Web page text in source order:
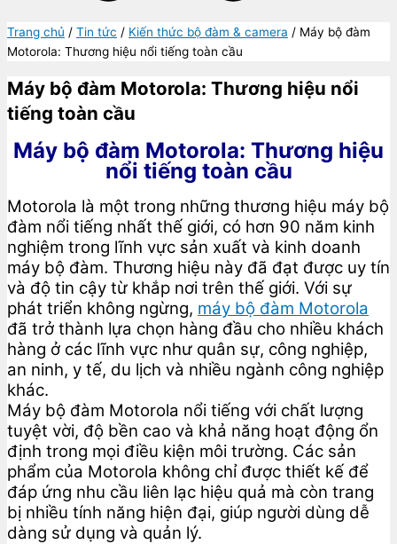
Trang chủ / Tin tức / Kiến thức bộ đàm & camera / Máy bộ đàm
Motorola: Thương hiệu nổi tiếng toàn cầu
Máy bộ đàm Motorola: Thương hiệu nổi
tiếng toàn cầu
Máy bộ đàm Motorola: Thương hiệu
nổi tiếng toàn cầu
Motorola là một trong những thương hiệu máy bộ
đàm nổi tiếng nhất thế giới, có hơn 90 năm kinh
nghiệm trong lĩnh vực sản xuất và kinh doanh
máy bộ đàm. Thương hiệu này đã đạt được uy tín
và độ tin cậy từ khắp nơi trên thế giới. Với sự
phát triển không ngừng, máy bộ đàm Motorola
đã trở thành lựa chọn hàng đầu cho nhiều khách
hàng ở các lĩnh vực như quân sự, công nghiệp,
an ninh, y tế, du lịch và nhiều ngành công nghiệp
khác.
Máy bộ đàm Motorola nổi tiếng với chất lượng
tuyệt vời, độ bền cao và khả năng hoạt động ổn
định trong mọi điều kiện môi trường. Các sản
phẩm của Motorola không chỉ được thiết kế để
đáp ứng nhu cầu liên lạc hiệu quả mà còn trang
bị nhiều tính năng hiện đại, giúp người dùng dễ
dàng sử dụng và quản lý.